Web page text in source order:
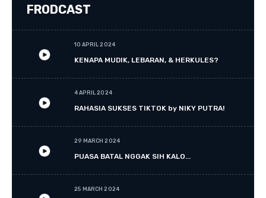
FRODCAST
10 APRIL 2024
KENAPA MUDIK, LEBARAN, & HERKULES?
4 APRIL 2024
RAHASIA SUKSES TIKTOK by NIKY PUTRA!
29 MARCH 2024
PUASA BATAL NGGAK SIH KALO...
25 MARCH 2024